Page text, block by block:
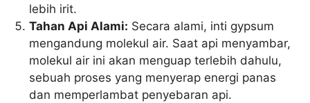
lebih irit.
Tahan Api Alami: Secara alami, inti gypsum
mengandung molekul air. Saat api menyambar,
molekul air ini akan menguap terlebih dahulu,
sebuah proses yang menyerap energi panas
dan memperlambat penyebaran api.